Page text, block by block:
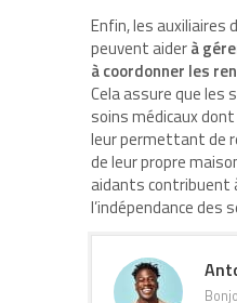
Enfin, les auxiliaires
peuvent aiderà
à coordonner les
Cela assure que les
soins médicaux
leur permettant de
de leur propre
aidants contribuent
l’indépendance des